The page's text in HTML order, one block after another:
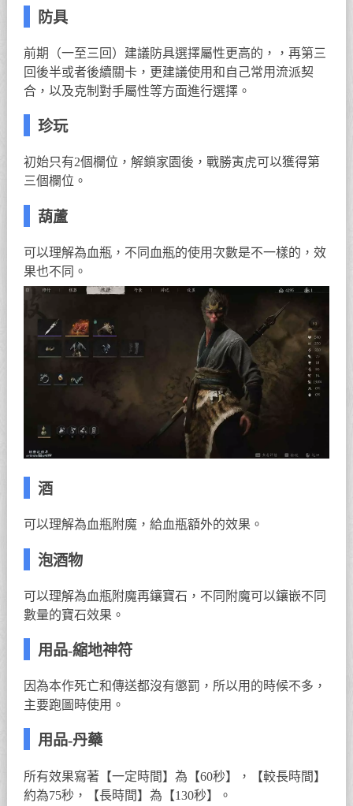
防具
前期（一至三回）建議防具選擇屬性更高的，，再第三
回後半或者後續關卡，更建議使用和自己常用流派契
合，以及克制對手屬性等方面進行選擇。
珍玩
初始只有2個欄位，解鎖家園後，戰勝寅虎可以獲得第
三個欄位。
葫蘆
可以理解為血瓶，不同血瓶的使用次數是不一樣的，效
果也不同。
酒
可以理解為血瓶附魔，給血瓶額外的效果。
泡酒物
可以理解為血瓶附魔再鑲寶石，不同附魔可以鑲嵌不同
數量的寶石效果。
用品-縮地神符
因為本作死亡和傳送都沒有懲罰，所以用的時候不多，
主要跑圖時使用。
用品-丹藥
所有效果寫著【一定時間】為【60秒】，【較長時間】
約為75秒，【長時間】為【130秒】。